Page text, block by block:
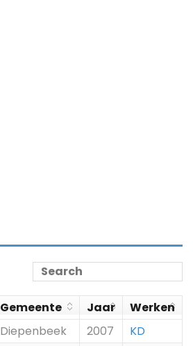
Gemeente Jaar
Werken
Diepenbeek 2007 KD